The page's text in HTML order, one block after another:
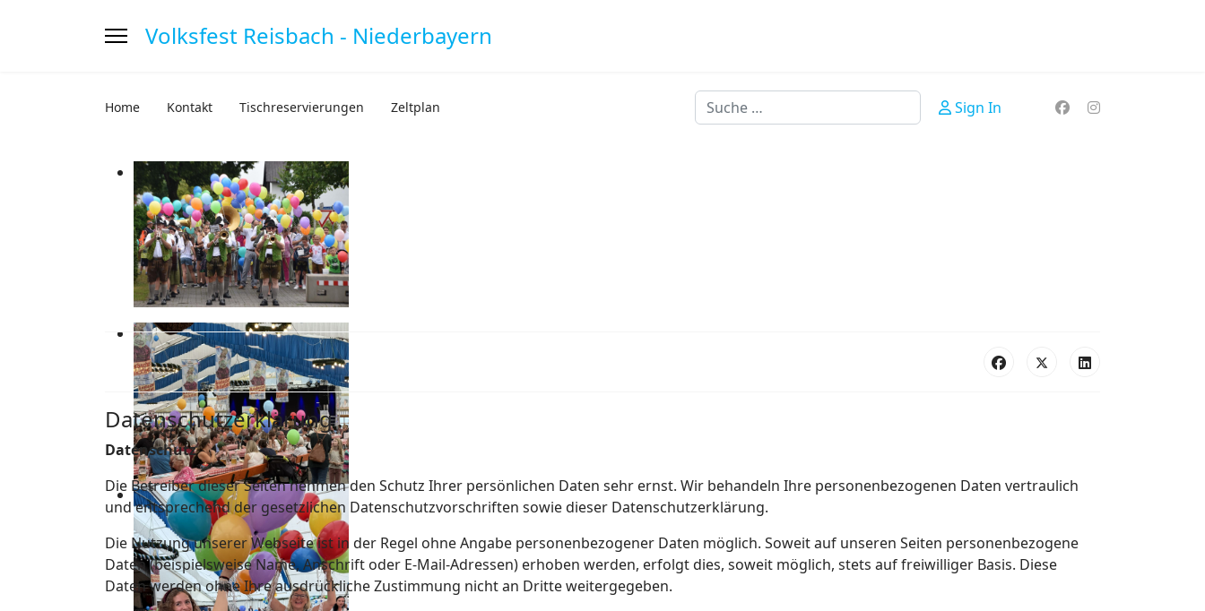
Volksfest Reisbach - Niederbayern
Home Kontakt Tischreservierungen Zeltplan Suchen Sign In
Datenschutzerklärung
Datenschutz
Die Betreiber dieser Seiten nehmen den Schutz Ihrer persönlichen Daten sehr ernst. Wir behandeln Ihre personenbezogenen Daten vertraulich
und entsprechend der gesetzlichen Datenschutzvorschriften sowie dieser Datenschutzerklärung.
Die Nutzung unserer Webseite ist in der Regel ohne Angabe personenbezogener Daten möglich. Soweit auf unseren Seiten personenbezogene
Daten (beispielsweise Name, Anschrift oder E-Mail-Adressen) erhoben werden, erfolgt dies, soweit möglich, stets auf freiwilliger Basis. Diese
Daten werden ohne Ihre ausdrückliche Zustimmung nicht an Dritte weitergegeben.